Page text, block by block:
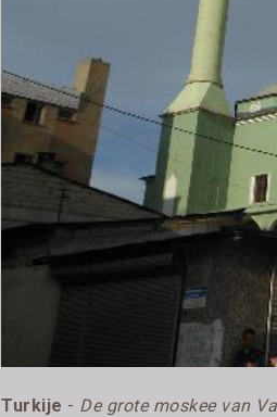
Turkije - De grote moskee van